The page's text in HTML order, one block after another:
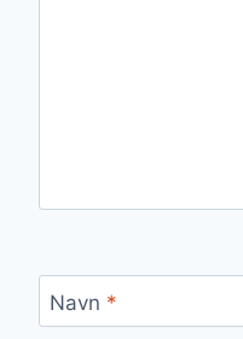
Navn *